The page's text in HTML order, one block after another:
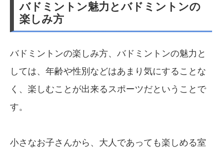
バドミントン魅力とバドミントンの
楽しみ方
バドミントンの楽しみ方、バドミントンの魅力と
しては、年齢や性別などはあまり気にすることな
く、楽しむことが出来るスポーツだということで
す。
小さなお子さんから、大人であっても楽しめる室